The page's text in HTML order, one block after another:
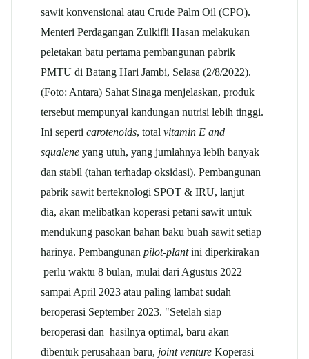
sawit konvensional atau Crude Palm Oil (CPO).
Menteri Perdagangan Zulkifli Hasan melakukan
peletakan batu pertama pembangunan pabrik
PMTU di Batang Hari Jambi, Selasa (2/8/2022).
(Foto: Antara) Sahat Sinaga menjelaskan, produk
tersebut mempunyai kandungan nutrisi lebih tinggi.
Ini seperti carotenoids, total vitamin E and
squalene yang utuh, yang jumlahnya lebih banyak
dan stabil (tahan terhadap oksidasi). Pembangunan
pabrik sawit berteknologi SPOT & IRU, lanjut
dia, akan melibatkan koperasi petani sawit untuk
mendukung pasokan bahan baku buah sawit setiap
harinya. Pembangunan pilot-plantini diperkirakan
perlu waktu 8 bulan, mulai dari Agustus 2022
sampai April 2023 atau paling lambat sudah
beroperasi September 2023. "Setelah siap
beroperasi dan hasilnya optimal, baru akan
dibentuk perusahaan baru, joint venture Koperasi